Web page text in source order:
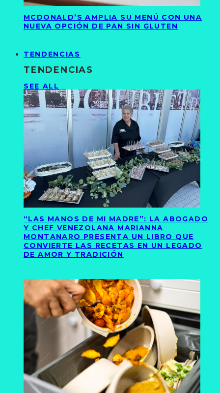
MCDONALD’S AMPLIA SU MENÚ CON UNA
NUEVA OPCIÓN DE PAN SIN GLUTEN
TENDENCIAS
TENDENCIAS
SEE ALL
“LAS MANOS DE MI MADRE”: LA ABOGADO
Y CHEF VENEZOLANA MARIANNA
MONTANARO PRESENTA UN LIBRO QUE
CONVIERTE LAS RECETAS EN UN LEGADO
DE AMOR Y TRADICIÓN